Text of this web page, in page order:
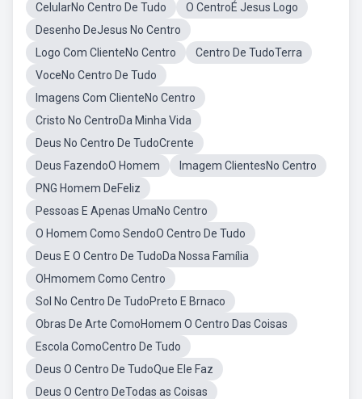
CelularNo Centro De Tudo
O CentroÉ Jesus Logo
Desenho DeJesus No Centro
Logo Com ClienteNo Centro
Centro De TudoTerra
VoceNo Centro De Tudo
Imagens Com ClienteNo Centro
Cristo No CentroDa Minha Vida
Deus No Centro De TudoCrente
Deus FazendoO Homem
Imagem ClientesNo Centro
PNG Homem DeFeliz
Pessoas E Apenas UmaNo Centro
O Homem Como SendoO Centro De Tudo
Deus E O Centro De TudoDa Nossa Família
OHmomem Como Centro
Sol No Centro De TudoPreto E Brnaco
Obras De Arte ComoHomem O Centro Das Coisas
Escola ComoCentro De Tudo
Deus O Centro De TudoQue Ele Faz
Deus O Centro DeTodas as Coisas